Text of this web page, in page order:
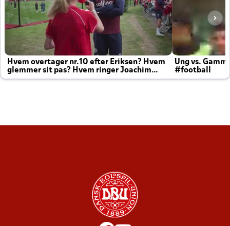
Hvem overtager nr.10 efter Eriksen? Hvem
glemmer sit pas? Hvem ringer Joachim
altid til efter kampe?
Ung vs.
#football